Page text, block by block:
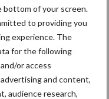
bottom of your screen.
to providing you
experience. The
for the following
or access
and content,
audience research,
Partner nieuws
blijft grillig:
houden